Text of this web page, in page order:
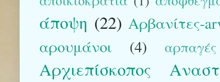
άποψη (22) Αρβανίτες-
αρουμάνοι
(4) αρπαγές
Αρχιεπίσκοπος